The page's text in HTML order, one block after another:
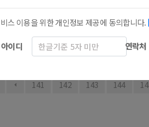
스 이용을 위한 개인정보 제공에 동의합니다.
이디 연락처
후기
141 142 143 144
다음 맨끝